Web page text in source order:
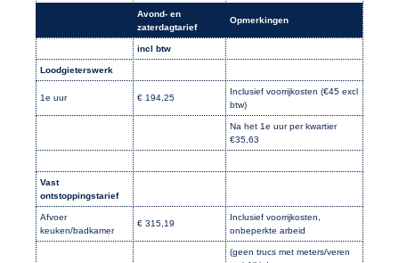
Avond- en
zaterdagtarief
Opmerkingen
incl btw
Loodgieterswerk
1e uur € 194,25
Inclusief voorrijkosten (€45 excl
btw)
Na het 1e uur per kwartier
€35,63
Vast
ontstoppingstarief
Afvoer
keuken/badkamer
€ 315,19
Inclusief voorrijkosten,
onbeperkte arbeid
(geen trucs met meters/veren